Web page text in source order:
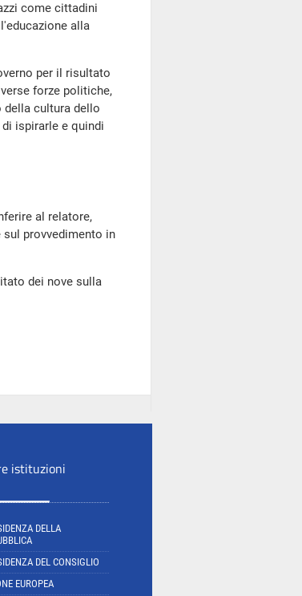
come cittadini
alla
per il risultato
forze politiche,
cultura dello
ispirarle e quindi
al relatore,
provvedimento in
dei nove sulla
istituzioni
DELLA
DEL CONSIGLIO
EUROPEA